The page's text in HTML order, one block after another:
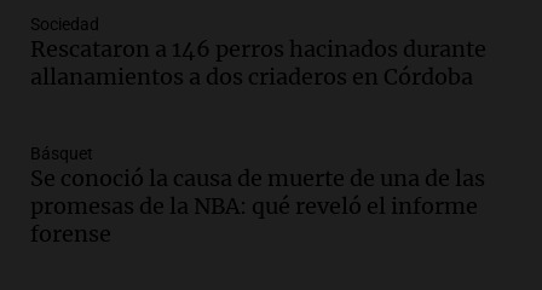
Audio.
en la Sociedad Rural de Bulaya con
actividades para toda la familia
Audio.
edificios y una casa del estudiante para
jóvenes de la región
Panorama Federal
Sociedad
Rescataron a 146 perros hacinados durante
allanamientos a dos criaderos en Córdoba
Básquet
Se conoció la causa de muerte de una de las
promesas de la NBA: qué reveló el informe
forense